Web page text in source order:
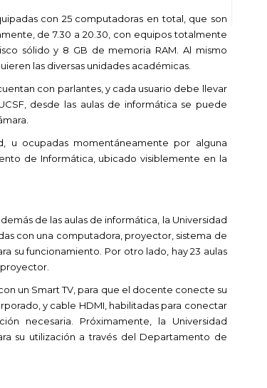
con 25 computadoras en total, que son
de 7.30 a 20.30, con equipos totalmente
sólido y 8 GB de memoria RAM. Al mismo
las diversas unidades académicas.
con parlantes, y cada usuario debe llevar
desde las aulas de informática se puede
u ocupadas momentáneamente por alguna
de Informática, ubicado visiblemente en la
de las aulas de informática, la Universidad
con una computadora, proyector, sistema de
su funcionamiento. Por otro lado, hay 23 aulas
un Smart TV, para que el docente conecte su
y cable HDMI, habilitadas para conectar
necesaria. Próximamente, la Universidad
su utilización a través del Departamento de